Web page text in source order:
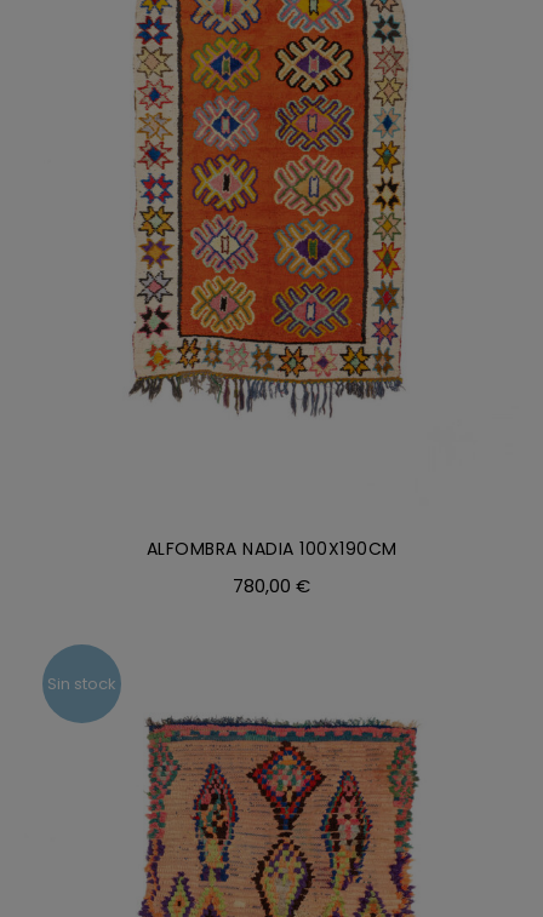
AÑADIR AL CARRITO / DETALLES
ALFOMBRA NADIA 100X190CM
780,00 €
Sin stock